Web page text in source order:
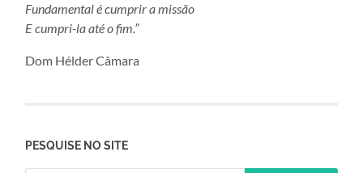
Fundamental é cumprir a missão
E cumpri-la até o fim.”
Dom Hélder Câmara
PESQUISE NO SITE